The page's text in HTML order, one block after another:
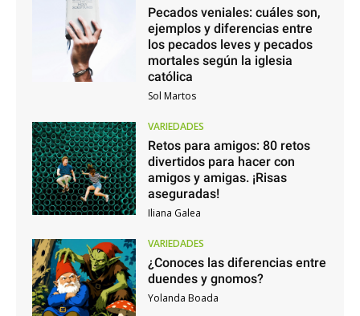
Pecados veniales: cuáles son,
ejemplos y diferencias entre
los pecados leves y pecados
mortales según la iglesia
católica
Sol Martos
VARIEDADES
Retos para amigos: 80 retos
divertidos para hacer con
amigos y amigas. ¡Risas
aseguradas!
Iliana Galea
VARIEDADES
¿Conoces las diferencias entre
duendes y gnomos?
Yolanda Boada